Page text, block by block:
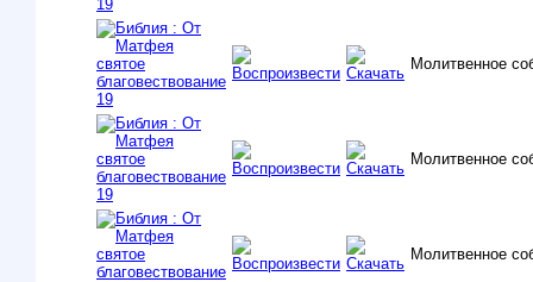
Молитвенное
Молитвенное
Молитвенное